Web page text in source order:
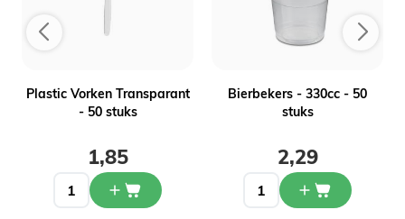
Plastic Vorken Transparant
- 50 stuks
1,85
Bierbekers - 330cc - 50
stuks
2,29